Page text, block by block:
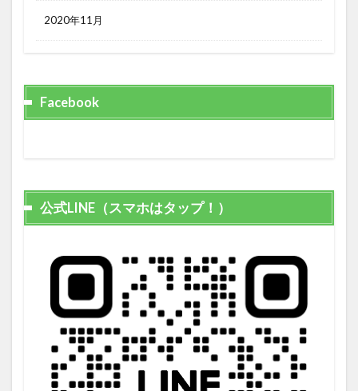
2020年11月
Facebook
公式LINE（スマホはタップ！）